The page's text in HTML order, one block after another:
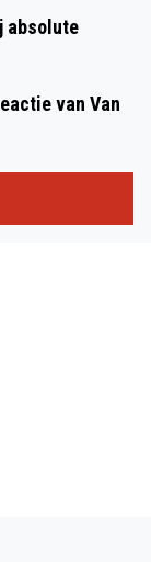
absolute
van Van